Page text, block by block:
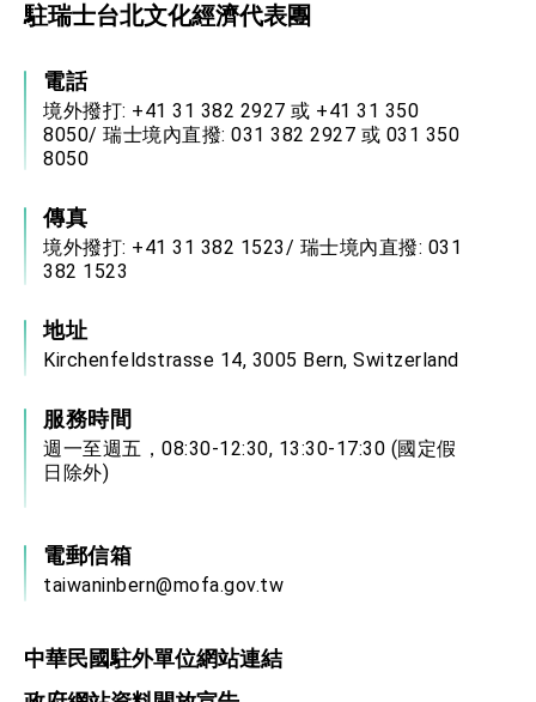
外交部重要言論
駐瑞士台北文化經濟代表團
電話
境外撥打: +41 31 382 2927 或 +41 31 350
8050/ 瑞士境內直撥: 031 382 2927 或 031 350
8050
傳真
境外撥打: +41 31 382 1523/ 瑞士境內直撥: 031
382 1523
地址
Kirchenfeldstrasse 14, 3005 Bern, Switzerland
服務時間
週一至週五，08:30-12:30, 13:30-17:30 (國定假
日除外)
電郵信箱
taiwaninbern@mofa.gov.tw
中華民國駐外單位網站連結